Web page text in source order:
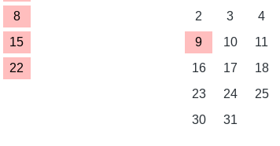
8
15
22
2
3 4
9
10 11
16
17 18
23
24 25
30
31